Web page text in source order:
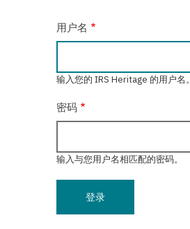
主
标
签
标
用户名
输入您的 IRS Heritage 的用户名。
密码
输入与您用户名相匹配的密码。